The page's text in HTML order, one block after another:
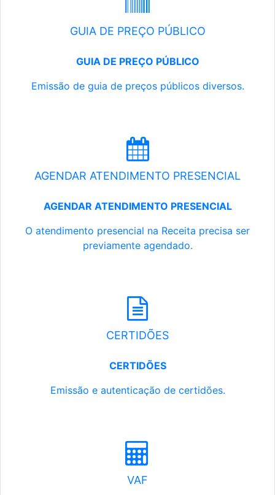
GUIA DE PREÇO PÚBLICO
GUIA DE PREÇO PÚBLICO
Emissão de guia de preços públicos diversos.
AGENDAR ATENDIMENTO PRESENCIAL
AGENDAR ATENDIMENTO PRESENCIAL
O atendimento presencial na Receita precisa ser
previamente agendado.
CERTIDÕES
CERTIDÕES
Emissão e autenticação de certidões.
VAF